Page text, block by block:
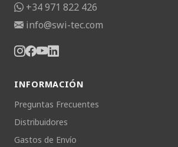
+34 971 822 426
info@swi-tec.com
INFORMACIÓN
Preguntas Frecuentes
Distribuidores
Gastos de Envío